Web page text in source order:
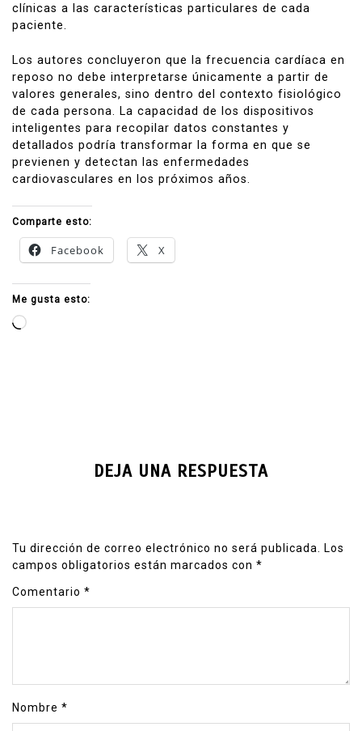
clínicas a las características particulares de cada
paciente.
Los autores concluyeron que la frecuencia cardíaca en
reposo no debe interpretarse únicamente a partir de
valores generales, sino dentro del contexto fisiológico
de cada persona. La capacidad de los dispositivos
inteligentes para recopilar datos constantes y
detallados podría transformar la forma en que se
previenen y detectan las enfermedades
cardiovasculares en los próximos años.
Comparte esto:
Facebook X
Me gusta esto:
Cargando...
DEJA UNA RESPUESTA
Tu dirección de correo electrónico no será publicada.
Los
campos obligatorios están marcados con *
Comentario *
Nombre *